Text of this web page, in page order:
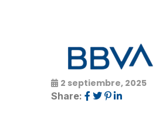
2 septiembre, 2025
Share: